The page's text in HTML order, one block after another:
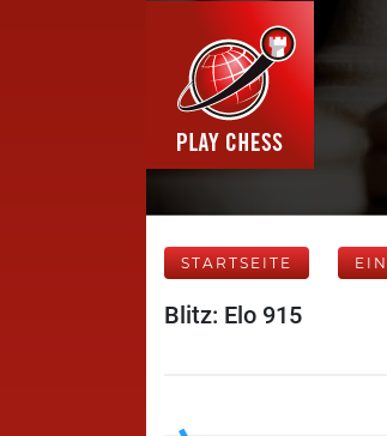
STARTSEITE
Blitz: Elo 915